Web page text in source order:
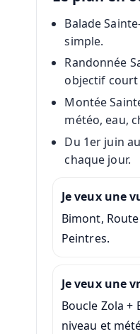
Balade
simple.
Randonnée
objectif court
Montée
météo, eau,
Du 1er juin
chaque jour.
Je veux une
Bimont,
Peintres.
Je veux une
Boucle Zola +
niveau et